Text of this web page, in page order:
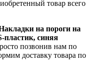
товар всего
на пороги на
пластик, синяя
позвонив нам по
доставку товара по